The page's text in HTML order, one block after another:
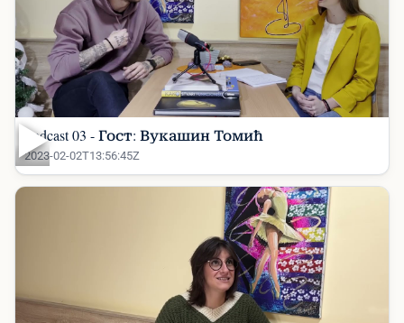
▶
Podcast 03 - Гост: Вукашин Томић
2023-02-02T13:56:45Z